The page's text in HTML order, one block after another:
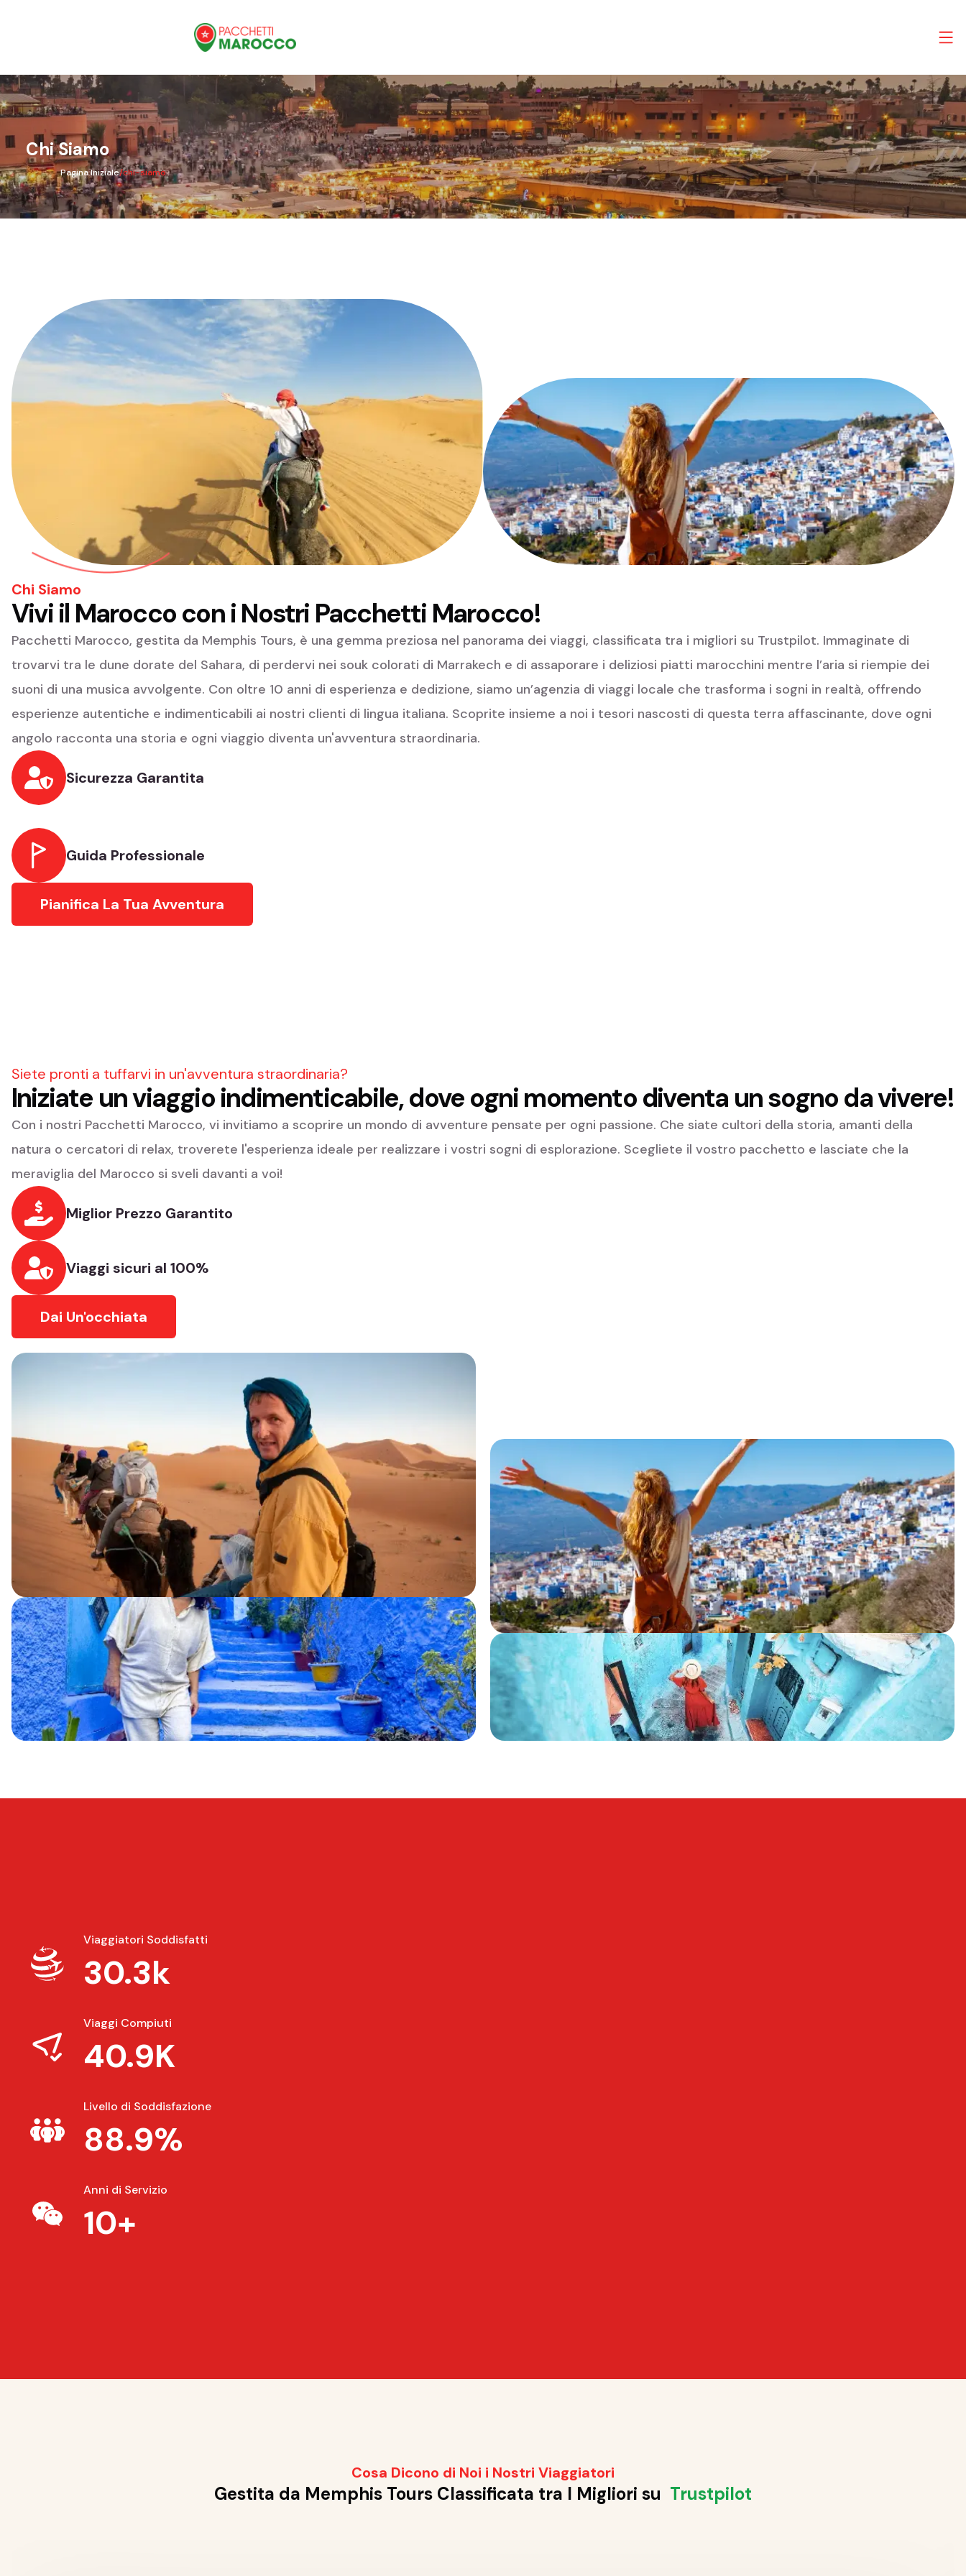
Chi Siamo
Pagina Iniziale/chi-siamo
Chi Siamo
Vivi il Marocco con i Nostri Pacchetti Marocco!
Pacchetti Marocco, gestita da Memphis Tours, è una gemma preziosa nel panorama dei viaggi, classificata tra i migliori su Trustpilot. Immaginate di
trovarvi tra le dune dorate del Sahara, di perdervi nei souk colorati di Marrakech e di assaporare i deliziosi piatti marocchini mentre l’aria si riempie dei
suoni di una musica avvolgente. Con oltre 10 anni di esperienza e dedizione, siamo un’agenzia di viaggi locale che trasforma i sogni in realtà, offrendo
esperienze autentiche e indimenticabili ai nostri clienti di lingua italiana. Scoprite insieme a noi i tesori nascosti di questa terra affascinante, dove ogni
angolo racconta una storia e ogni viaggio diventa un'avventura straordinaria.
Sicurezza Garantita
Guida Professionale
Pianifica La Tua Avventura
Siete pronti a tuffarvi in un'avventura straordinaria?
Iniziate un viaggio indimenticabile, dove ogni momento diventa un sogno da vivere!
Con i nostri Pacchetti Marocco, vi invitiamo a scoprire un mondo di avventure pensate per ogni passione. Che siate cultori della storia, amanti della
natura o cercatori di relax, troverete l'esperienza ideale per realizzare i vostri sogni di esplorazione. Scegliete il vostro pacchetto e lasciate che la
meraviglia del Marocco si sveli davanti a voi!
Miglior Prezzo Garantito
Viaggi sicuri al 100%
Dai Un'occhiata
Viaggiatori Soddisfatti
30.3k
Viaggi Compiuti
40.9K
Livello di Soddisfazione
88.9%
Anni di Servizio
10+
Cosa Dicono di Noi i Nostri Viaggiatori
Gestita da Memphis Tours Classificata tra I Migliori su Trustpilot